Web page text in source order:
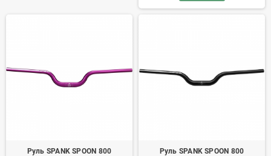
Руль SPANK SPOON 800
Руль SPANK SPOON 800